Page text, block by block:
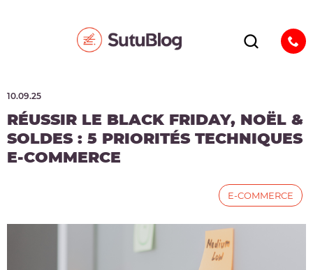
10.09.25
RÉUSSIR LE BLACK FRIDAY, NOËL &
SOLDES : 5 PRIORITÉS TECHNIQUES
E-COMMERCE
E-COMMERCE